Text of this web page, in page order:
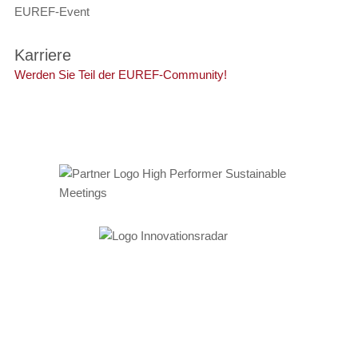
EUREF-Event
Karriere
Werden Sie Teil der EUREF-Community!